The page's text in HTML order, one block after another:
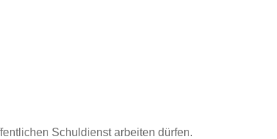
Schuldienst arbeiten dürfen.